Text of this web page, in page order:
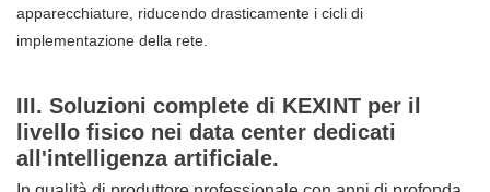
apparecchiature, riducendo drasticamente i cicli di
implementazione della rete.
III. Soluzioni complete di KEXINT per il
livello fisico nei data center dedicati
all'intelligenza artificiale.